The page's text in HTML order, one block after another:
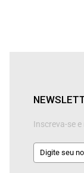
Inscreva-se